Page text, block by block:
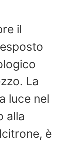
il
La
luce nel
alla
è